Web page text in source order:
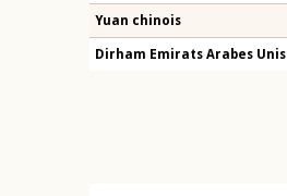
Yuan chinois
Dirham Emirats Arabes Unis